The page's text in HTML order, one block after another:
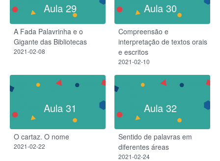
Aula 29
A Fada Palavrinha e o
Gigante das Bibliotecas
2021-02-08
Aula 30
Compreensão e
interpretação de textos orais
e escritos
2021-02-10
Aula 31
O cartaz. O nome
2021-02-22
Aula 32
Sentido de palavras em
diferentes áreas
2021-02-24